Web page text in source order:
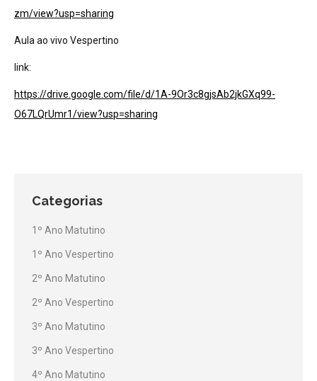
zm/view?usp=sharing
Aula ao vivo Vespertino
link:
https://drive.google.com/file/d/1A-9Or3c8gjsAb2jkGXq99-
O67LQrUmr1/view?usp=sharing
Categorias
1º Ano Matutino
1º Ano Vespertino
2º Ano Matutino
2º Ano Vespertino
3º Ano Matutino
3º Ano Vespertino
4º Ano Matutino